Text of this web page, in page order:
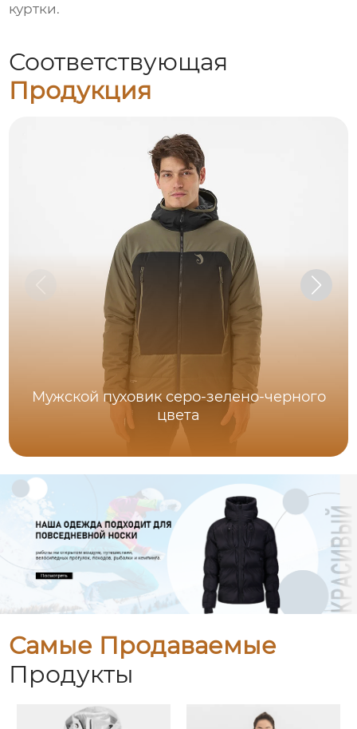
куртки.
Соответствующая
Продукция
Мужской пуховик серо-зелено-черного
цвета
Самые Продаваемые
Продукты